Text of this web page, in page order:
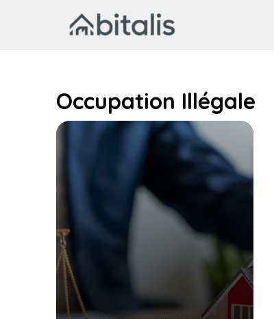
Occupation Illégale